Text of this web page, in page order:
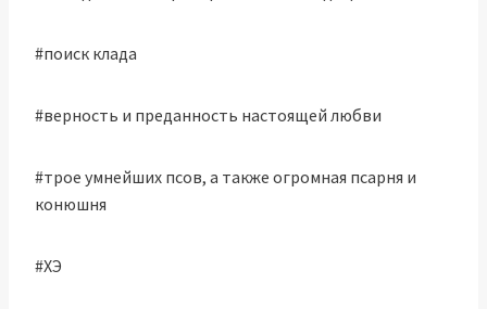
#поиск клада
#верность и преданность настоящей любви
#трое умнейших псов, а также огромная псарня и
конюшня
#ХЭ